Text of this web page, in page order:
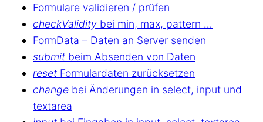
Formulare validieren / prüfen
checkValidity bei min, max, pattern …
FormData – Daten an Server senden
submit beim Absenden von Daten
reset Formulardaten zurücksetzen
change bei Änderungen in select, input und
textarea